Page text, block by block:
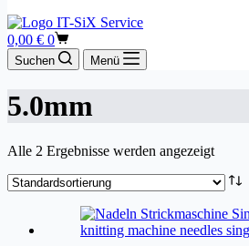
Warenkorb
0,00 € 0
Suchen Menü
5.0mm
Alle 2 Ergebnisse werden angezeigt